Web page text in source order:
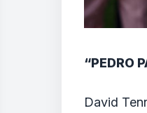
“PEDRO
David